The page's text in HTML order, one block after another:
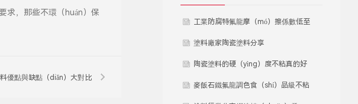
求，那些不環（huán）保
優點與缺點（diǎn）大對比
工業防腐特氟龍摩（mó）擦係數低至
0.05
塗料廠家陶瓷塗料分享
陶瓷塗料的硬（yìng）度不粘真的好
嗎
麥飯石鐵氟龍調色食（shí）品級不粘